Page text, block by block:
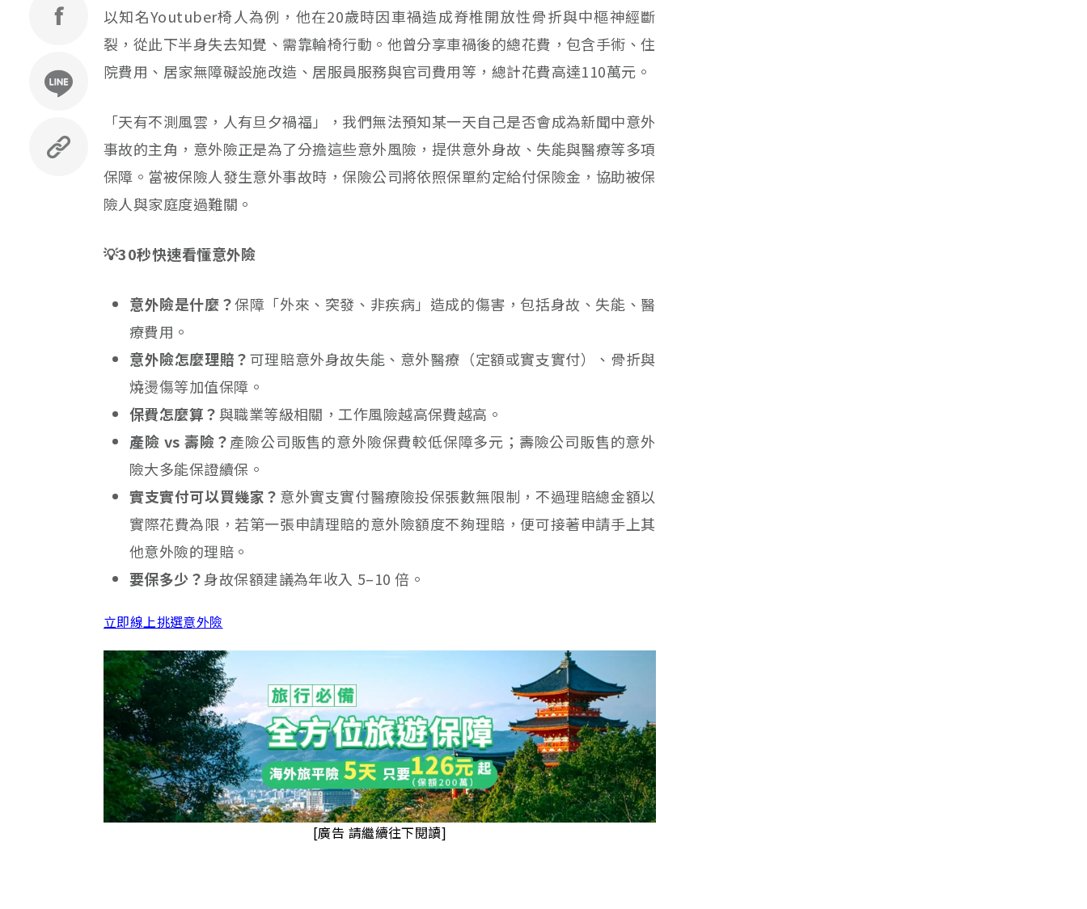
以知名Youtuber椅人為例，他在20歲時因車禍造成脊椎開放性骨折與中樞神經斷
裂，從此下半身失去知覺、需靠輪椅行動。他曾分享車禍後的總花費，包含手術、住
院費用、居家無障礙設施改造、居服員服務與官司費用等，總計花費高達110萬元。
「天有不測風雲，人有旦夕禍福」，我們無法預知某一天自己是否會成為新聞中意外
事故的主角，意外險正是為了分擔這些意外風險，提供意外身故、失能與醫療等多項
保障。當被保險人發生意外事故時，保險公司將依照保單約定給付保險金，協助被保
險人與家庭度過難關。
💡30秒快速看懂意外險
意外險是什麼？保障「外來、突發、非疾病」造成的傷害，包括身故、失能、醫
療費用。
意外險怎麼理賠？可理賠意外身故失能、意外醫療（定額或實支實付）、骨折與
燒燙傷等加值保障。
保費怎麼算？與職業等級相關，工作風險越高保費越高。
產險 vs 壽險？產險公司販售的意外險保費較低保障多元；壽險公司販售的意外
險大多能保證續保。
實支實付可以買幾家？ 意外實支實付醫療險投保張數無限制，不過理賠總金額以
實際花費為限，若第一張申請理賠的意外險額度不夠理賠，便可接著申請手上其
他意外險的理賠。
要保多少？身故保額建議為年收入 5–10 倍。
立即線上挑選意外險
[廣告 請繼續往下閱讀]